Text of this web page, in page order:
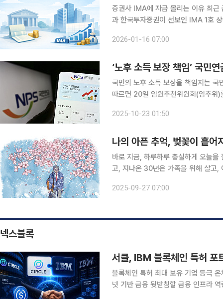
증권사 IMA에 자금 몰리는 이유 최근 금융시장에 새로운 투자 상품이 주목받고 있다. 미래에셋증권
과 한국투자증권이 선보인 IMA 1호
‘Investment Management
2026-01-16 07:00
‘노후 소득 보장 책임’ 국민
국민의 노후 소득 보장을 책임지는 국민연금공
따르면 20일 임원추천위원회(임추위
편, 이메일, 공단 방문 중 하나의 방법
2025-10-23 01:50
나의 아픈 추억, 벚꽃이 흩어
바로 지금, 하루하루 충실하게 오늘
고, 지나온 30년은 가족을 위해 살고,
다. 바로 이게 인생 2막이란다. 틀 안
2025-09-27 07:00
넥스블록
서클, IBM 블록체인 특허 포
블록체인 특허 최대 보유 기업 등극
넷 기반 금융 뒷받침할 금융 인프라 역량 강화” 서클이 IBM의 블록체인 특허를